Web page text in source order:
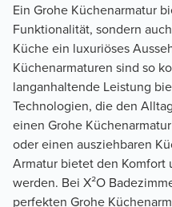
Ein Grohe Küchenarmatur
Funktionalität, sondern
Küche ein luxuriöses
Küchenarmaturen sind so
langanhaltende Leistung
Technologien, die den
einen Grohe
oder einen ausziehbaren
Armatur bietet den
werden. Bei X²O
perfekten Grohe